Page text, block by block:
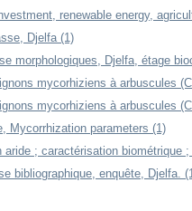
renewable energy,
Djelfa (1)
morphologiques, Djelfa, étage
mycorhiziens à arbuscules
mycorhiziens à arbuscules
Mycorrhization parameters (1)
aride ; caractérisation biométrique
bibliographique, enquête, Djelfa.